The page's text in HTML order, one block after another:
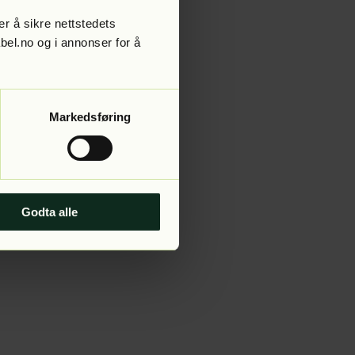
å sikre nettstedets
og i annonser for å
Markedsføring
Godta alle